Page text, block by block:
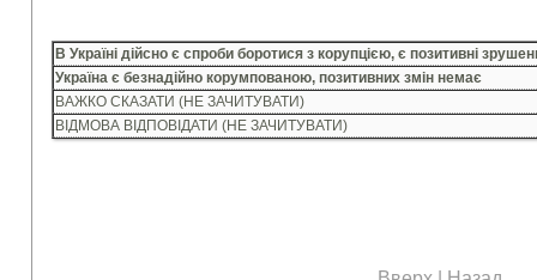
В Україні дійсно є спроби боротися з корупцією, є позитивні
Україна є безнадійно корумпованою, позитивних змін немає
ВАЖКО СКАЗАТИ (НЕ ЗАЧИТУВАТИ)
ВІДМОВА ВІДПОВІДАТИ (НЕ ЗАЧИТУВАТИ)